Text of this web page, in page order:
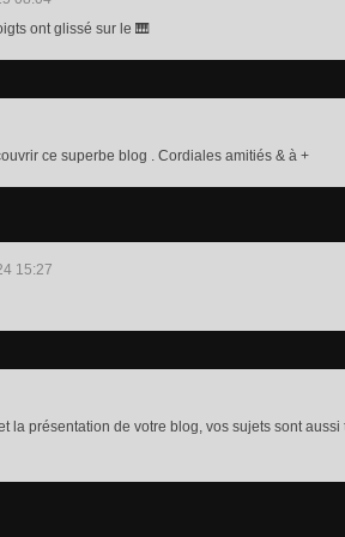
ont glissé sur le 🎹
ce superbe blog . Cordiales amitiés & à +
15:27
la présentation de votre blog, vos sujets sont aussi